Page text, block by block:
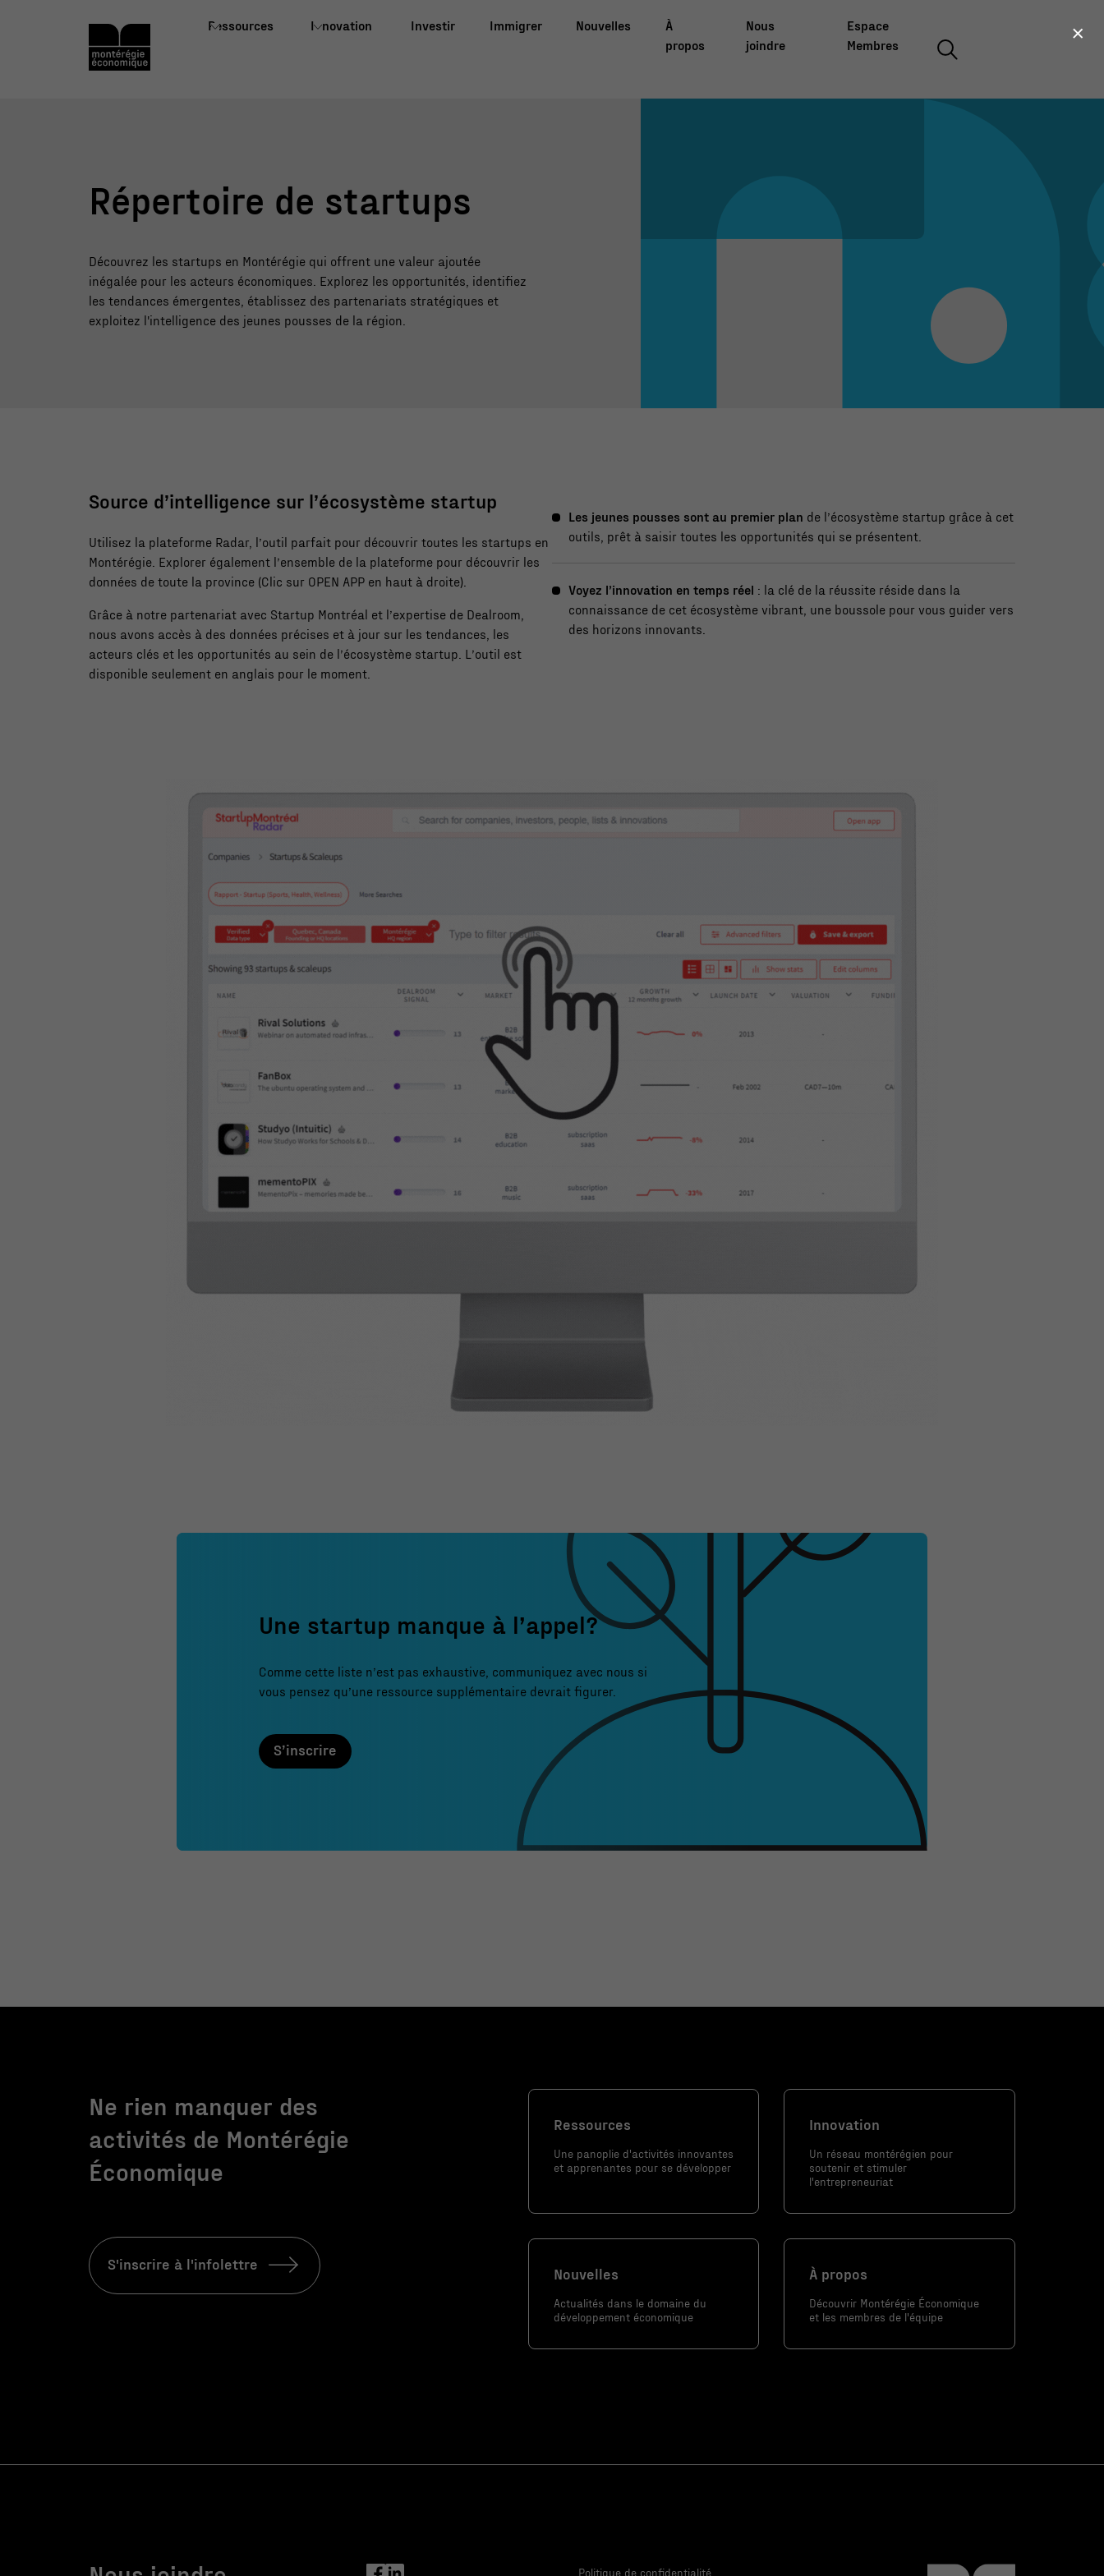
Ressources Innovation Investir Immigrer Nouvelles
À
propos
Nous
joindre
Espace
Membres
Répertoire de startups
Découvrez les startups en Montérégie qui offrent une valeur ajoutée
inégalée pour les acteurs économiques. Explorez les opportunités, identifiez
les tendances émergentes, établissez des partenariats stratégiques et
exploitez l'intelligence des jeunes pousses de la région.
Source d’intelligence sur l’écosystème startup
Utilisez la plateforme Radar, l’outil parfait pour découvrir toutes les startups en
Montérégie. Explorer également l’ensemble de la plateforme pour découvrir les
données de toute la province (Clic sur OPEN APP en haut à droite).
Grâce à notre partenariat avec Startup Montréal et l’expertise de Dealroom,
nous avons accès à des données précises et à jour sur les tendances, les
acteurs clés et les opportunités au sein de l’écosystème startup. L’outil est
disponible seulement en anglais pour le moment.
Les jeunes pousses sont au premier plan de l’écosystème startup grâce à cet
outils, prêt à saisir toutes les opportunités qui se présentent.
Voyez l’innovation en temps réel : la clé de la réussite réside dans la
connaissance de cet écosystème vibrant, une boussole pour vous guider vers
des horizons innovants.
Une startup manque à l’appel?
Comme cette liste n’est pas exhaustive, communiquez avec nous si
vous pensez qu’une ressource supplémentaire devrait figurer.
S’inscrire
Ne rien manquer des
activités de Montérégie
Économique
S'inscrire à l'infolettre
Ressources
Une panoplie d'activités innovantes
et apprenantes pour se développer
Innovation
Un réseau montérégien pour
soutenir et stimuler
l'entrepreneuriat
Nouvelles
Actualités dans le domaine du
développement économique
À propos
Découvrir Montérégie Économique
et les membres de l'équipe
Politique de confidentialité
×
facultatifs. Ils
et la
site Web, en
fonction de la
façon dont le
Marketing
votre intérêt
et votre
comportement
voir du